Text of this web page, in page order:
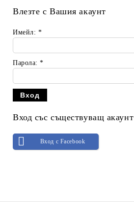
Влезте с Вашия акаунт
Имейл: *
Парола:*
Вход със съществуващ акаунт
Вход с Facebook